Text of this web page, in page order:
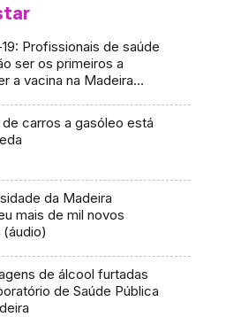
Profissionais de saúde
ser os primeiros a
a vacina na Madeira
de carros a gasóleo está
da Madeira
mais de mil novos
(áudio)
de álcool furtadas
de Saúde Pública